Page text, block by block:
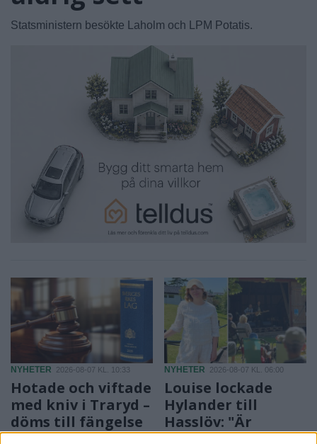
Statsministern besökte Laholm och LPM Potatis.
NYHETER 2026-08-07 KL. 10:33
Hotade och viftade
med kniv i Traryd –
döms till fängelse
NYHETER 2026-08-07 KL. 06:00
Louise lockade
Hylander till
Hasslöv: "Är
jättenöjd"